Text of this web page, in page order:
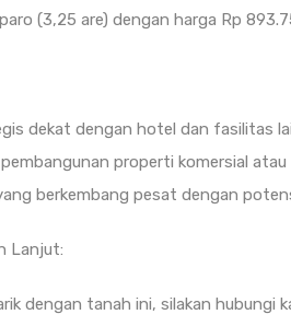
(3,25 are) dengan harga Rp
dekat dengan hotel dan fasilitas
properti komersial atau
berkembang pesat dengan
Lanjut:
dengan tanah ini, silakan hubungi